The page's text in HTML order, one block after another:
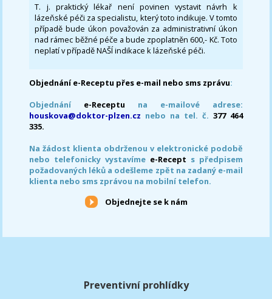
T. j. praktický lékař není povinen vystavit návrh k
lázeňské péči za specialistu, který toto indikuje. V tomto
případě bude úkon považován za administrativní úkon
nad rámec běžné péče a bude zpoplatněn 600,- Kč. Toto
neplatí v případě NAŠÍ indikace k lázeňské péči.
Objednání e-Receptu přes e-mail nebo sms zprávu:
Objednání e-Receptu na e-mailové adrese:
houskova@doktor-plzen.cz nebo na tel. č. 377 464
335.
Na žádost klienta obdrženou v elektronické podobě
nebo telefonicky vystavíme e-Recept s předpisem
požadovaných léků a odešleme zpět na zadaný e-mail
klienta nebo sms zprávou na mobilní telefon.
Objednejte se k nám
Preventivní prohlídky